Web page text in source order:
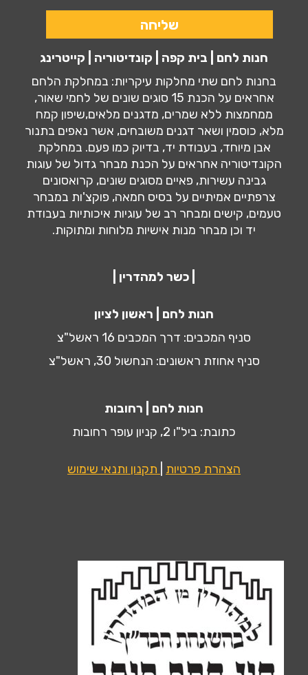
חנות לחם | בית קפה | קונדיטוריה | קייטרינג
בחנות לחם שתי מחלקות עיקריות: במחלקת הלחם
אחראים על הכנת 15 סוגים שונים של לחמי שאור,
ממחמצות ללא שמרים, מדגנים מלאים,שיפון קמח
מלא, כוסמין ושאר דגנים משובחים, אשר נאפים בתנור
אבן מיוחד, בעבודת יד, בדיוק כמו פעם. במחלקת
הקונדיטוריה אחראים על הכנת מבחר גדול של עוגות
גבינה עשירות, פאיים מסוגים שונים, קרואסונים
צרפתיים אמיתיים על בסיס חמאה, פוקצ'ות במבחר
טעמים, קישים ומבחר רב של עוגיות איכותיות בעבודת
יד וכן מבחר מנות אישיות מלוחות ומתוקות.
| כשר למהדרין |
חנות לחם | ראשון לציון
סניף המכבים: דרך המכבים 16 ראשל"צ
סניף אחוזת ראשונים: הנחשול 30, ראשל"צ
חנות לחם | רחובות
כתובת: ביל"ו 2, קניון עופר רחובות
הצהרת פרטיות תקנון ותנאי שימוש